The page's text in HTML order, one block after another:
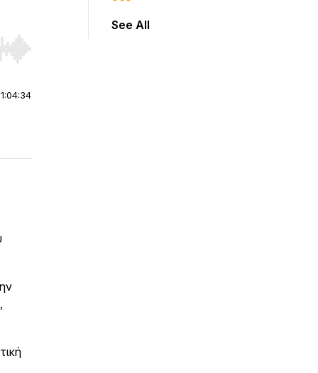
Hold shift to jump forward or backward.
1:04:34
See All